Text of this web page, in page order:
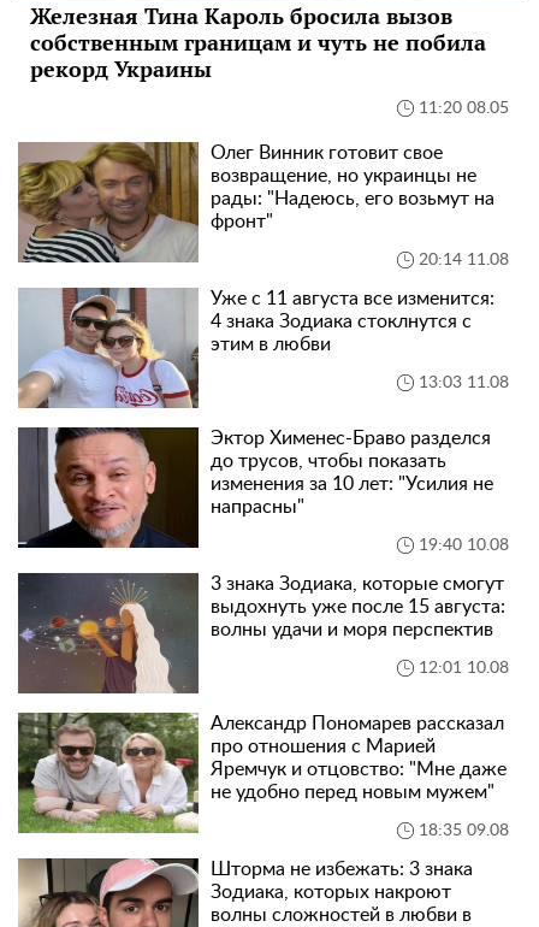
Железная Тина Кароль бросила вызов
собственным границам и чуть не побила
рекорд Украины
11:20 08.05
Олег Винник готовит свое
возвращение, но украинцы не
рады: "Надеюсь, его возьмут на
фронт"
20:14 11.08
Уже с 11 августа все изменится:
4 знака Зодиака стоклнутся с
этим в любви
13:03 11.08
Эктор Хименес-Браво разделся
до трусов, чтобы показать
изменения за 10 лет: "Усилия не
напрасны"
19:40 10.08
3 знака Зодиака, которые смогут
выдохнуть уже после 15 августа:
волны удачи и моря перспектив
12:01 10.08
Александр Пономарев рассказал
про отношения с Марией
Яремчук и отцовство: "Мне даже
не удобно перед новым мужем"
18:35 09.08
Шторма не избежать: 3 знака
Зодиака, которых накроют
волны сложностей в любви в